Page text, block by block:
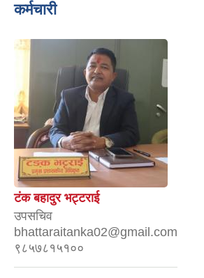
कर्मचारी
टंक बहादुर भट्टराई
उपसचिव
bhattaraitanka02@gmail.com
९८५७८१५१००